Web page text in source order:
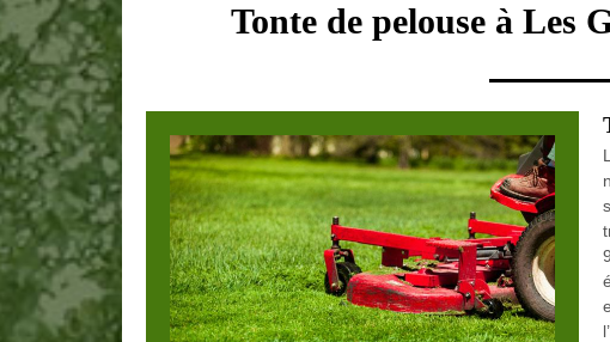
Tonte de pelouse à Les